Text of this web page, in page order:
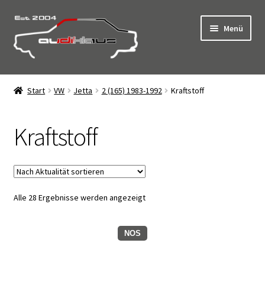
Zur
Navigation
springen
Zum
Inhalt
springen
Menü
Start
Click & Collect – Abholung vor Ort
Datenschutz
Impressum
Start VW Jetta 2 (165) 1983-1992 Kraftstoff
Kraftstoff
Alle 28 Ergebnisse werden angezeigtNach
NOS